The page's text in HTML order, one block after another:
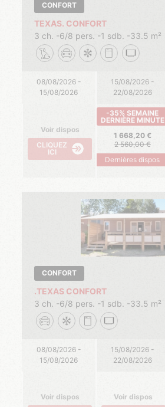
CONFORT
TEXAS. CONFORT
3 ch.
6/8 pers. 1 sdb. 33.5 m²
08/08/2026 -
15/08/2026
15/08/2026 -
22/08/2026
Voir dispos
CLIQUEZ
ICI
-35% SEMAINE
DERNIÈRE MINUTE
1 668,20
2 560,00
Dernières dispos
CONFORT
.TEXAS CONFORT
3 ch.
6/8 pers. 1 sdb. 33.5 m²
08/08/2026 -
15/08/2026
15/08/2026 -
22/08/2026
Voir dispos Voir dispos